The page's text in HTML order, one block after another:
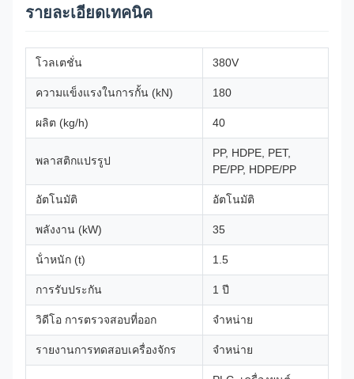
รายละเอียดเทคนิค
โวลเตชั่น 380V
ความแข็งแรงในการกั้น (kN) 180
ผลิต (kg/h) 40
พลาสติกแปรรูป
PP, HDPE, PET,
PE/PP, HDPE/PP
อัตโนมัติ อัตโนมัติ
พลังงาน (kW) 35
น้ําหนัก (t) 1.5
การรับประกัน 1 ปี
วิดีโอ การตรวจสอบที่ออก จําหน่าย
รายงานการทดสอบเครื่องจักร จําหน่าย